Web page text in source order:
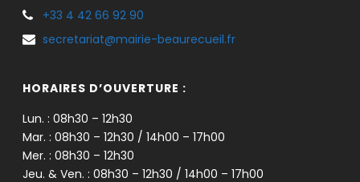
+33 4 42 66 92 90
secretariat@mairie-beaurecueil.fr
HORAIRES D’OUVERTURE :
Lun. : 08h30 – 12h30
Mar. : 08h30 – 12h30 / 14h00 – 17h00
Mer. : 08h30 – 12h30
Jeu. & Ven. : 08h30 – 12h30 / 14h00 – 17h00